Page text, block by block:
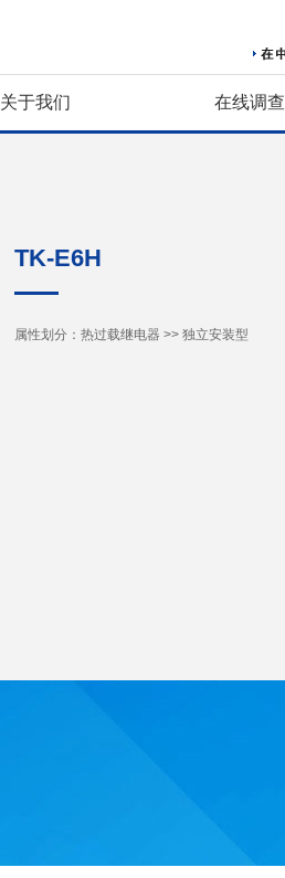
关于我们 在线调查
TK-E6H
属性划分：热过载继电器 >> 独立安装型